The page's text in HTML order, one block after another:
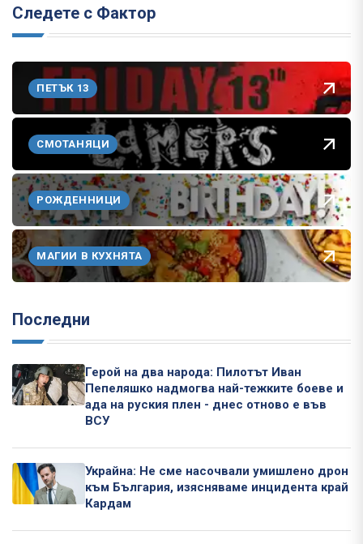
Следете с Фактор
ПЕТЪК 13
СМОТАНЯЦИ
РОЖДЕННИЦИ
МАГИИ В КУХНЯТА
Последни
Герой на два народа: Пилотът Иван
Пепеляшко надмогва най-тежките боеве и
ада на руския плен - днес отново е във
ВСУ
Украйна: Не сме насочвали умишлено дрон
към България, изясняваме инцидента край
Кардам